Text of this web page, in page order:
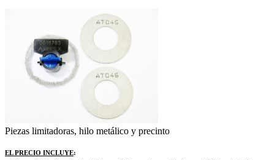
Piezas limitadoras, hilo metálico y precinto
EL PRECIO INCLUYE: